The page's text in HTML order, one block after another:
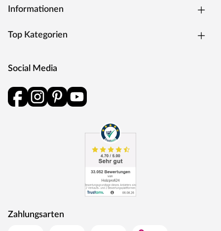
Informationen
Top Kategorien
Social Media
Zahlungsarten